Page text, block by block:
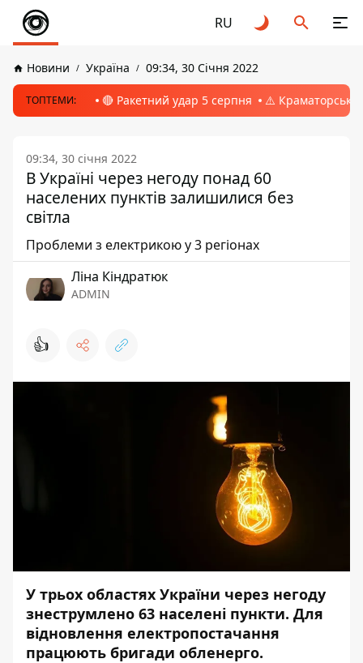
RU
Новини Україна 09:34, 30 Січня 2022
ТОПТЕМИ: 🔴 Ракетний удар 5 серпня ⚠️ Краматорськ,
09:34, 30 січня 2022
В Україні через негоду понад 60
населених пунктів залишилися без
світла
Проблеми з електрикою у 3 регіонах
Ліна Кіндратюк
ADMIN
👍
У трьох областях України через негоду
знеструмлено 63 населені пункти. Для
відновлення електропостачання
працюють бригади обленерго.